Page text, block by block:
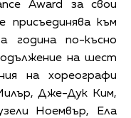
Award за свои
присъединява към
година по-късно
на шест
на хореографи
Дже-Дук Ким,
Ноемвър, Ела